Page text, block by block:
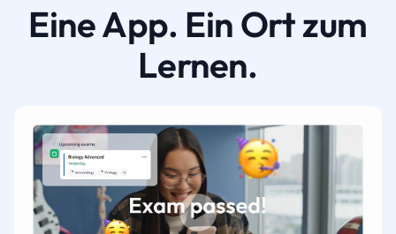
Eine App. Ein Ort zum
Lernen.